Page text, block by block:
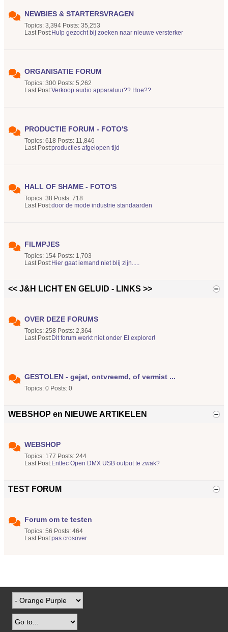
NEWBIES & STARTERSVRAGEN
Topics: 3,394 Posts: 35,253
Last Post:Hulp gezocht bij zoeken naar nieuwe versterker
ORGANISATIE FORUM
Topics: 300 Posts: 5,262
Last Post:Verkoop audio apparatuur?? Hoe??
PRODUCTIE FORUM - FOTO'S
Topics: 618 Posts: 11,846
Last Post:producties afgelopen tijd
HALL OF SHAME - FOTO'S
Topics: 38 Posts: 718
Last Post:door de mode industrie standaarden
FILMPJES
Topics: 154 Posts: 1,703
Last Post:Hier gaat iemand niet blij zijn.....
<< J&H LICHT EN GELUID - LINKS >>
OVER DEZE FORUMS
Topics: 258 Posts: 2,364
Last Post:Dit forum werkt niet onder EI explorer!
GESTOLEN - gejat, ontvreemd, of vermist ...
Topics: 0 Posts: 0
WEBSHOP en NIEUWE ARTIKELEN
WEBSHOP
Topics: 177 Posts: 244
Last Post:Enttec Open DMX USB output te zwak?
TEST FORUM
Forum om te testen
Topics: 56 Posts: 464
Last Post:pas.crosover